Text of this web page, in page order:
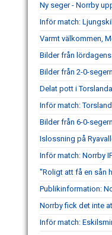
Ny seger - Norrby
Inför match:
Varmt välkommen,
Bilder från
Bilder från 2-0-
Delat pott i
Inför match:
Bilder från 6-0-
Islossning på
Inför match: Norrby
"Roligt att få en sån
Publikinformation:
Norrby fick det inte
Inför match: